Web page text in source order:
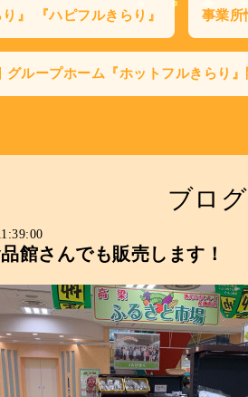
』 『ハピフルきらり』 事業所
グループホーム『ホットフルきらり
ブログ
館さんでも販売します！